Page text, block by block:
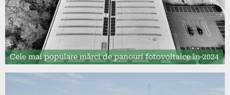
Cele mai populare mărci de panouri fotovoltaice în 2024